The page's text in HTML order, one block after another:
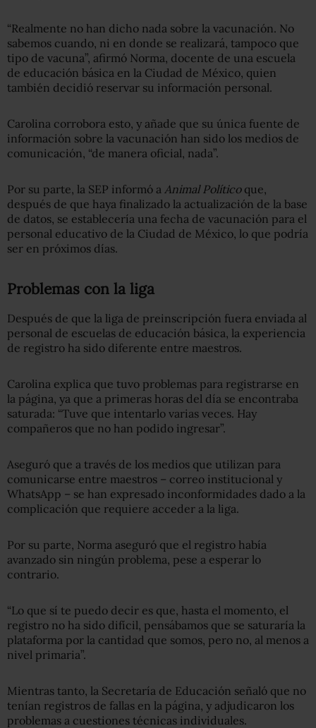
“Realmente no han dicho nada sobre la vacunación. No
sabemos cuando, ni en donde se realizará, tampoco que
tipo de vacuna”, afirmó Norma, docente de una escuela
de educación básica en la Ciudad de México, quien
también decidió reservar su información personal.
Carolina corrobora esto, y añade que su única fuente de
información sobre la vacunación han sido los medios de
comunicación, “de manera oficial, nada”.
Por su parte, la SEP informó a Animal Políticoque,
después de que haya finalizado la actualización de la base
de datos, se establecería una fecha de vacunación para el
personal educativo de la Ciudad de México, lo que podría
ser en próximos días.
Problemas con la liga
Después de que la liga de preinscripción fuera enviada al
personal de escuelas de educación básica, la experiencia
de registro ha sido diferente entre maestros.
Carolina explica que tuvo problemas para registrarse en
la página, ya que a primeras horas del día se encontraba
saturada: “Tuve que intentarlo varias veces. Hay
compañeros que no han podido ingresar”.
Aseguró que a través de los medios que utilizan para
comunicarse entre maestros – correo institucional y
WhatsApp – se han expresado inconformidades dado a la
complicación que requiere acceder a la liga.
Por su parte, Norma aseguró que el registro había
avanzado sin ningún problema, pese a esperar lo
contrario.
“Lo que sí te puedo decir es que, hasta el momento, el
registro no ha sido difícil, pensábamos que se saturaría la
plataforma por la cantidad que somos, pero no, al menos a
nivel primaria”.
Mientras tanto, la Secretaría de Educación señaló que no
tenían registros de fallas en la página, y adjudicaron los
problemas a cuestiones técnicas individuales.